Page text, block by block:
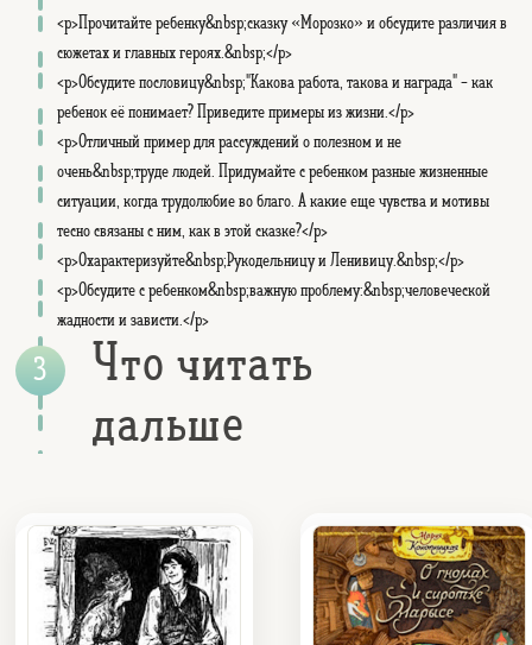
<p>Прочитайте ребенку&nbsp;сказку «Морозко» и обсудите различия в
сюжетах и главных героях.&nbsp;</p>
<p>Обсудите пословицу&nbsp;"Какова работа, такова и награда" - как
ребенок её понимает? Приведите примеры из жизни.</p>
<p>Отличный пример для рассуждений о полезном и не
очень&nbsp;труде людей. Придумайте с ребенком разные жизненные
ситуации, когда трудолюбие во благо. А какие еще чувства и мотивы
тесно связаны с ним, как в этой сказке?</p>
<p>Охарактеризуйте&nbsp;Рукодельницу и Ленивицу.&nbsp;</p>
<p>Обсудите с ребенком&nbsp;важную проблему:&nbsp;человеческой
жадности и зависти.</p>
Что читать
дальше